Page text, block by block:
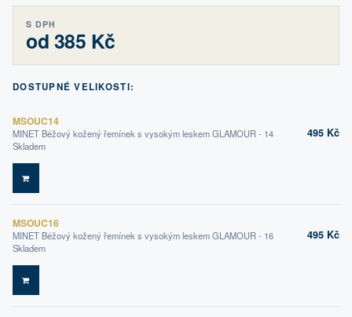
S DPH
od 385 Kč
DOSTUPNÉ VELIKOSTI:
MSOUC14
MINET Béžový kožený řemínek s vysokým leskem GLAMOUR - 14
Skladem
495 Kč
DO KOŠÍKU
MSOUC16
MINET Béžový kožený řemínek s vysokým leskem GLAMOUR - 16
Skladem
495 Kč
DO KOŠÍKU